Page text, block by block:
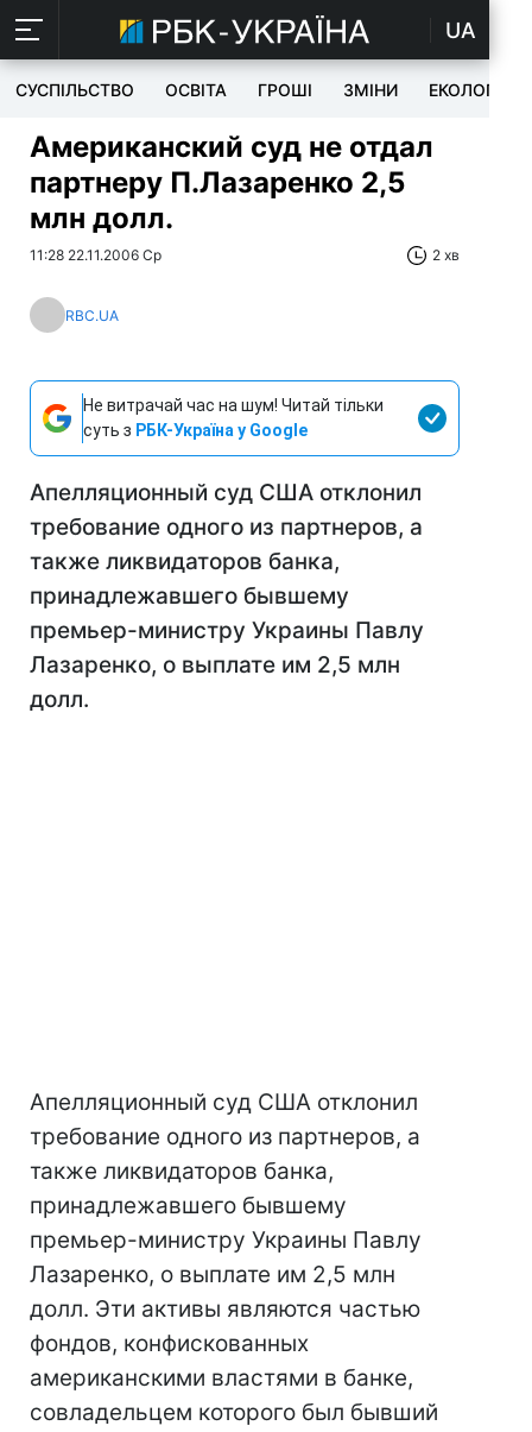
UA
СУСПІЛЬСТВО ОСВІТА ГРОШІ ЗМІНИ ЕКОЛОГІЯ
Американский суд не отдал
партнеру П.Лазаренко 2,5
млн долл.
11:28 22.11.2006 Ср 2 хв
RBC.UA
Не витрачай час на шум! Читай тільки
суть з РБК-Україна у Google
Апелляционный суд США отклонил
требование одного из партнеров, а
также ликвидаторов банка,
принадлежавшего бывшему
премьер-министру Украины Павлу
Лазаренко, о выплате им 2,5 млн
долл.
Апелляционный суд США отклонил
требование одного из партнеров, а
также ликвидаторов банка,
принадлежавшего бывшему
премьер-министру Украины Павлу
Лазаренко, о выплате им 2,5 млн
долл. Эти активы являются частью
фондов, конфискованных
американскими властями в банке,
совладельцем которого был бывший